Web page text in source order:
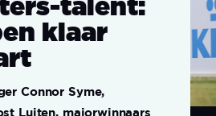
klaar
Connor Syme,
Luiten, majorwinnaars